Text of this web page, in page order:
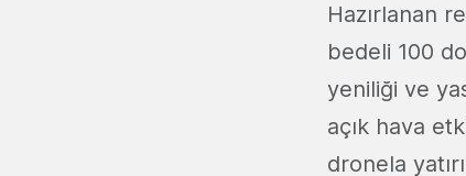
Hazırlanan
bedeli 100
yeniliği ve
açık hava
dronela